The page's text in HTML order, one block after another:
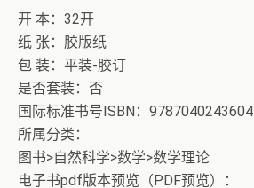
开 本：32开
纸 张：胶版纸
包 装：平装-胶订
是否套装：否
国际标准书号ISBN：9787040243604
所属分类：
图书>自然科学>数学>数学理论
电子书pdf版本预览（PDF预览）：